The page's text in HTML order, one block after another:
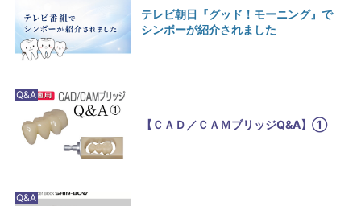
テレビ朝日『グッド！モーニング』で
シンボーが紹介されました
Q&A
【ＣＡＤ／ＣＡＭブリッジQ&A】①
Q&A